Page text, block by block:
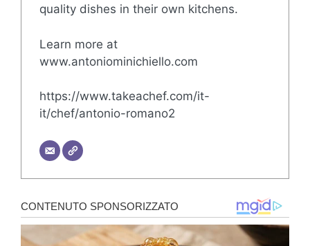
quality dishes in their own kitchens.
Learn more at
www.antoniominichiello.com
https://www.takeachef.com/it-
it/chef/antonio-romano2